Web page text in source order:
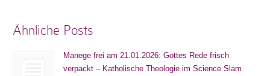
Ähnliche Posts
Manege frei am 21.01.2026: Gottes Rede frisch
verpackt – Katholische Theologie im Science Slam